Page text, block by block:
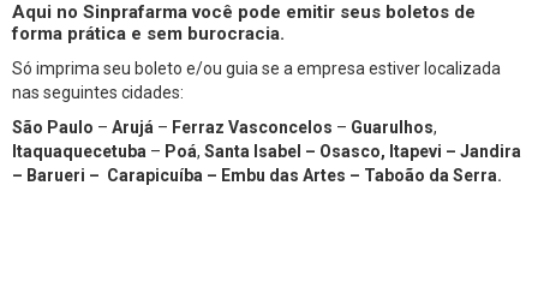
Aqui no Sinprafarma você pode emitir seus boletos de
forma prática e sem burocracia.
Só imprima seu boleto e/ou guia se a empresa estiver localizada
nas seguintes cidades:
São Paulo – Arujá – Ferraz Vasconcelos – Guarulhos,
Itaquaquecetuba – Poá, Santa Isabel – Osasco, Itapevi – Jandira
– Barueri – Carapicuíba – Embu das Artes – Taboão da Serra.